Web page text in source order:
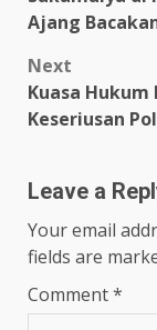
Ajang
Next
Kuasa Hukum
Keseriusan
Leave a
Your email
fields are
Comment*